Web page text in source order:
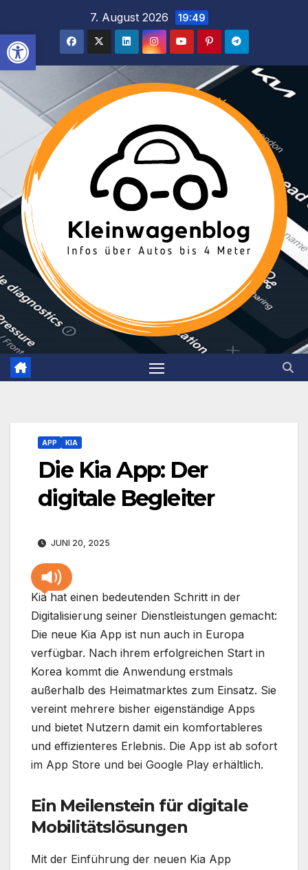
Werkzeugleiste öffnen
springen
7. August 2026 19:49
APP KIA
Die Kia App: Der
digitale Begleiter
JUNI 20, 2025
Kia hat einen bedeutenden Schritt in der
Digitalisierung seiner Dienstleistungen gemacht:
Die neue Kia App ist nun auch in Europa
verfügbar. Nach ihrem erfolgreichen Start in
Korea kommt die Anwendung erstmals
außerhalb des Heimatmarktes zum Einsatz. Sie
vereint mehrere bisher eigenständige Apps
und bietet Nutzern damit ein komfortableres
und effizienteres Erlebnis. Die App ist ab sofort
im App Store und bei Google Play erhältlich.
Ein Meilenstein für digitale
Mobilitätslösungen
Mit der Einführung der neuen Kia App